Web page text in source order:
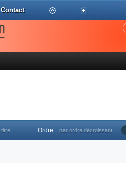
Contact
titre Ordre par ordre décroissant